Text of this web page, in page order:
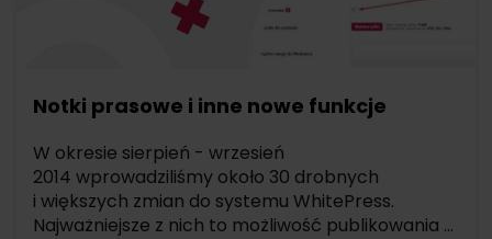
Notki prasowe i inne nowe funkcje
W okresie sierpień - wrzesień
2014 wprowadziliśmy około 30 drobnych
i większych zmian do systemu WhitePress.
Najważniejsze z nich to możliwość publikowania ...